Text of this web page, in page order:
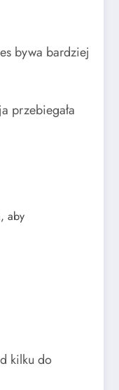
bywa bardziej
przebiegała
aby
kilku do